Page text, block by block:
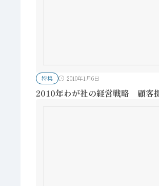
特集 2010年1月6日
2010年わが社の経営戦略 顧客